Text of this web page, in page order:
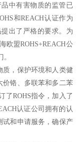
中有害物质的监管已
和REACH认证作为
出了严格的要求。为
欧盟ROHS+REACH公
质，保护环境和人类健
价铬、多联苯和多二苯
了ROHS指令，加入了
认证公司拥有的认
试和申请服务，确保产